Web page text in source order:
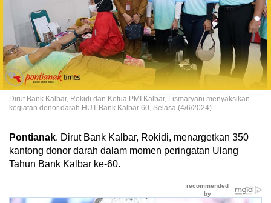
Dirut Bank Kalbar, Rokidi dan Ketua PMI Kalbar, Lismaryani menyaksikan
kegiatan donor darah HUT Bank Kalbar 60, Selasa (4/6/2024)
Pontianak. Dirut Bank Kalbar, Rokidi, menargetkan 350
kantong donor darah dalam momen peringatan Ulang
Tahun Bank Kalbar ke-60.